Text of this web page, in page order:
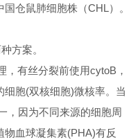
国仓鼠肺细胞株（CHL）。
方案。
，有丝分裂前使用cytoB ，
细胞(双核细胞)微核率。当
，因为不同来源的细胞周
物血球凝集素(PHA)有反